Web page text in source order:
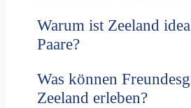
Warum ist Zeeland
Paare?
Was können
Zeeland erleben?